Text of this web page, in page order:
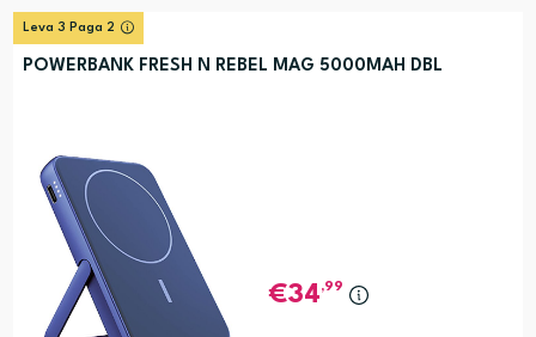
Leva 3 Paga 2
POWERBANK FRESH N REBEL MAG 5000MAH DBL
34,99